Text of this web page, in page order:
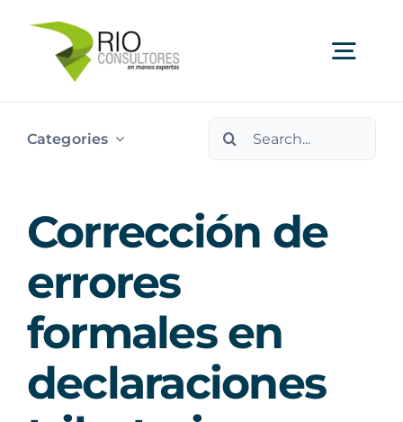
content
Categories
Search
Corrección de
errores
formales en
declaraciones